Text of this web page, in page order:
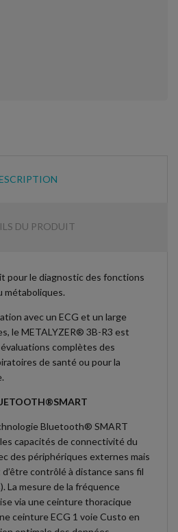
DU PRODUIT
pour le diagnostic des fonctions
métaboliques.
avec un ECG et un large
le METALYZER® 3B-R3 est
complètes des
de santé ou pour la
Bluetooth® SMART
capacités de connectivité du
des périphériques externes mais
contrôlé à distance sans fil
La mesure de la fréquence
via une ceinture thoracique
ceinture ECG 1 voie Custo en